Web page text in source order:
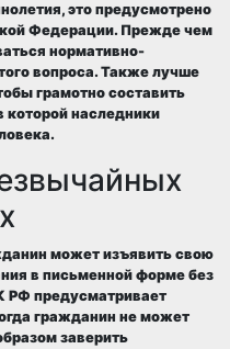
это предусмотрено
Федерации. Прежде чем
нормативно-
вопроса. Также лучше
грамотно составить
которой наследники
может изъявить свою
в письменной форме без
РФ предусматривает
гражданин не может
заверить